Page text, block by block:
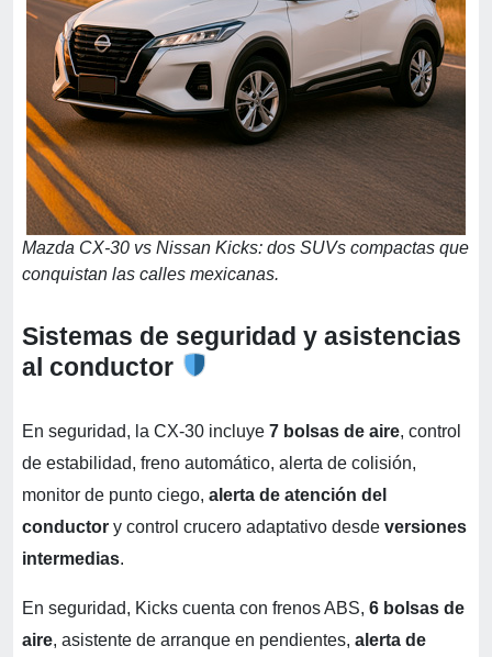
Mazda CX-30 vs Nissan Kicks: dos SUVs compactas que
conquistan las calles mexicanas.
Sistemas de seguridad y asistencias
al conductor
En seguridad, la CX-30 incluye 7 bolsas de aire, control
de estabilidad, freno automático, alerta de colisión,
monitor de punto ciego, alerta de atención del
conductor y control crucero adaptativo desde versiones
intermedias.
En seguridad, Kicks cuenta con frenos ABS, 6 bolsas de
aire, asistente de arranque en pendientes, alerta de